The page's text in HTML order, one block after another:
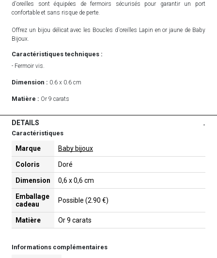
d'oreilles sont équipées de fermoirs sécurisés pour garantir un port
confortable et sans risque de perte.
Offrez un bijou délicat avec les Boucles d'oreilles Lapin en or jaune de Baby
Bijoux.
Caractéristiques techniques :
- Fermoir vis.
Dimension : 0.6 x 0.6 cm
Matière : Or 9 carats
DETAILS -
Caractéristiques
Marque Baby bijoux
Coloris Doré
Dimension 0,6 x 0,6 cm
Emballage
cadeau
Possible (2.90 €)
Matière Or 9 carats
Informations complémentaires